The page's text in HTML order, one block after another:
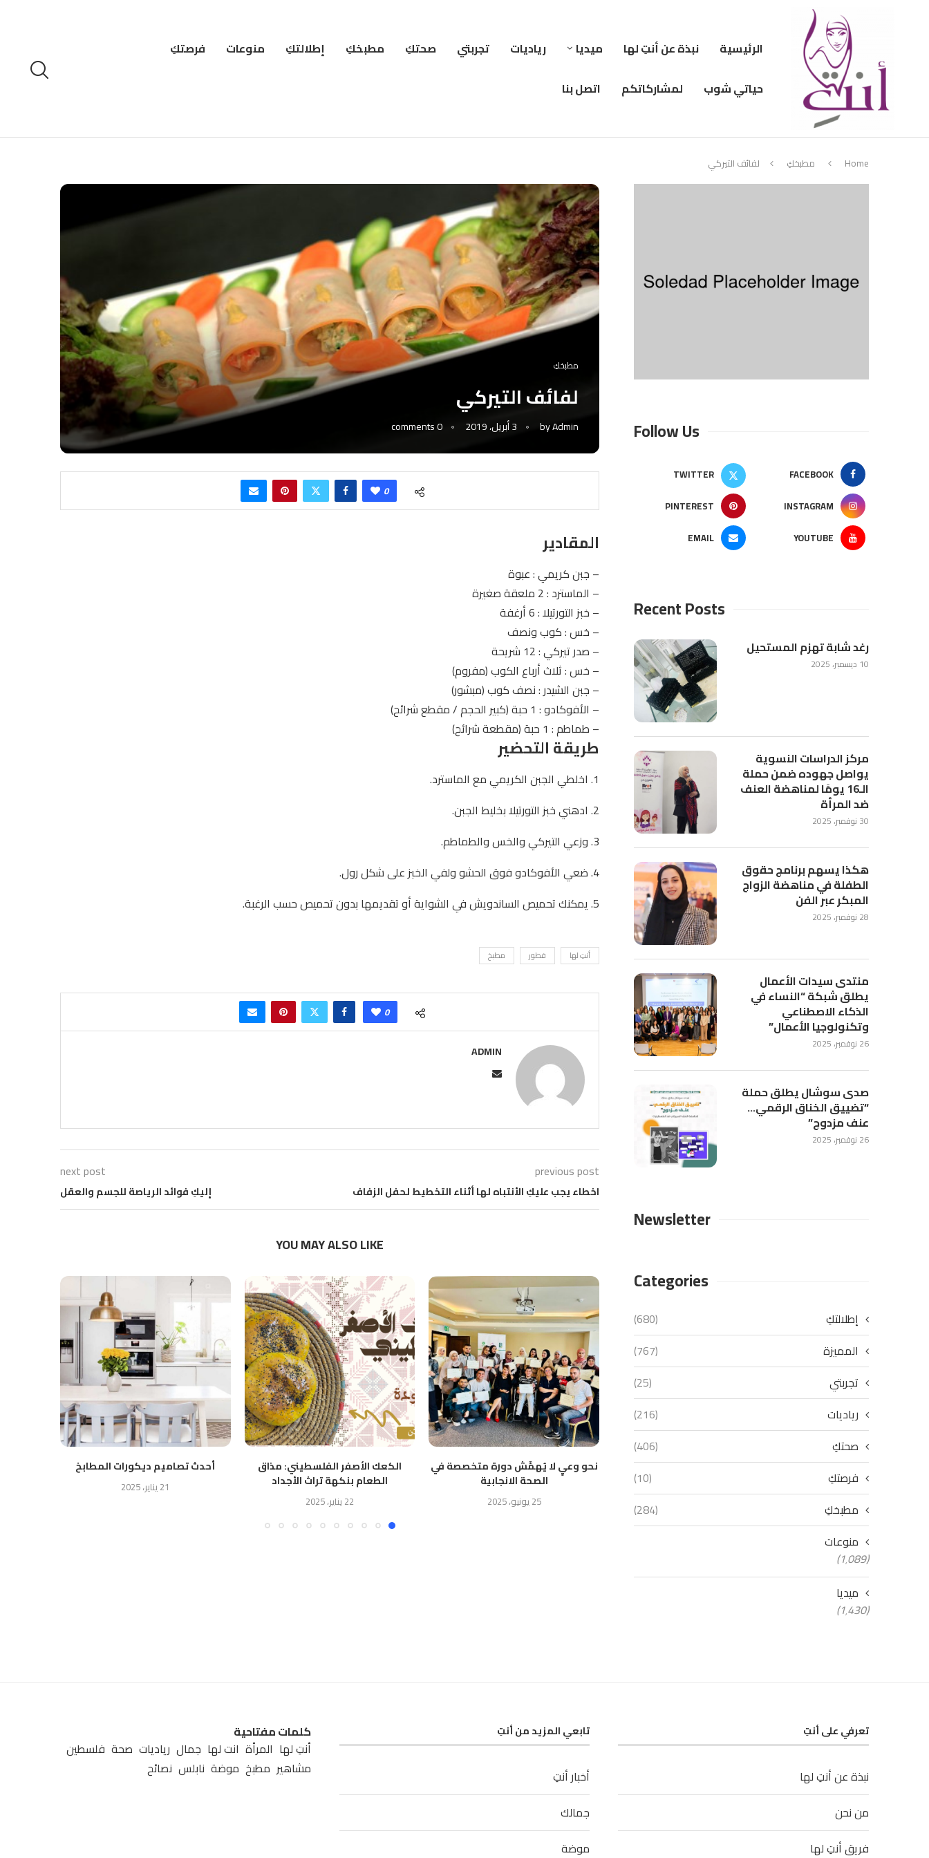
الرئيسية نبذة عن أنتِ لها ميديا رياديات تجربتي صحتكِ مطبخكِ إطلالتكِ منوعات
فرصتكِ
حياتي شوب
لمشاركاتكم اتصل بنا
Home مطبخكِ لفائف التيركي
مطبخكِ
لفائف التيركي
byAdmin 3 أبريل، 2019 0 comments
0
المقادير
– جبن كريمي : عبوة
– الماسترد : 2 ملعقة صغيرة
– خبز التورتيلا : 6 أرغفة
– خس : كوب ونصف
– صدر تيركي : 12 شريحة
– خس : ثلاث أرباع الكوب (مفروم)
– جبن الشيدر : نصف كوب (مبشور)
– الأفوكادو : 1 حبة (كبير الحجم / مقطع شرائح)
– طماطم : 1 حبة (مقطعة شرائح)
طريقة التحضير
1. اخلطي الجبن الكريمي مع الماسترد.
2. ادهني خبز التورتيلا بخليط الجبن.
3. وزعي التيركي والخس والطماطم.
4. ضعي الأفوكادو فوق الحشو ولفي الخبز على شكل رول.
5. يمكنك تحميص الساندويش في الشواية أو تقديمها بدون تحميص حسب الرغبة.
أنتِ لها فطور مطبخ
0
ADMIN
previous post
اخطاء يجب عليكِ الأنتباه لها أثناء التخطيط لحفل الزفاف
next post
إليكِ فوائد الرياصة للجسم والعقل
YOU MAY ALSO LIKE
نحو وعيٍ لا يُهمَّش دورة متخصصة في
الصحة الانجابية
25 يونيو، 2025
الكعك الأصفر الفلسطيني: مذاق
الطعام بنكهة تراث الأجداد
22 يناير، 2025
أحدث تصاميم ديكورات المطابخ
21 يناير، 2025
Follow Us
FACEBOOK
TWITTER
INSTAGRAM
PINTEREST
YOUTUBE
EMAIL
Recent Posts
رغد شابة تهزم المستحيل
10 ديسمبر، 2025
مركز الدراسات النسوية
يواصل جهوده ضمن حملة
الـ16 يومًا لمناهضة العنف
ضد المرأة
30 نوفمبر، 2025
هكذا يسهم برنامج حقوق
الطفلة في مناهضة الزواج
المبكر عبر الفن
28 نوفمبر، 2025
منتدى سيدات الأعمال
يطلق شبكة “النساء في
الذكاء الاصطناعي
وتكنولوجيا الأعمال”
26 نوفمبر، 2025
صدى سوشال يطلق حملة
“تضييق الخناق الرقمي…
عنف مزدوج”
26 نوفمبر، 2025
Newsletter
Categories
إطلالتكِ
(680)
المميزة
(767)
تجربتي
(25)
رياديات
(216)
صحتكِ
(406)
فرصتكِ
(10)
مطبخكِ
(284)
منوعات
(1٬089)
ميديا
(1٬430)
تعرفي على أنتِ
نبذة عن أنتِ لها
من نحن
فريق أنتِ لها
تابعي المزيد من أنتِ
أخبار أنتِ
جمالك
موضة
كلمات مفتاحية
أنتِ لها المرأة انت لها جمال رياديات صحة فلسطين
مشاهير مطبخ موضة نابلس نصائح